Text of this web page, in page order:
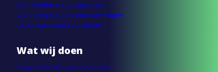
Aanmelden als autopoetser
Opleiding tot autopoetser volgen
Losse autopoets cursussen
Wat wij doen
Auto laten reinigen op locatie